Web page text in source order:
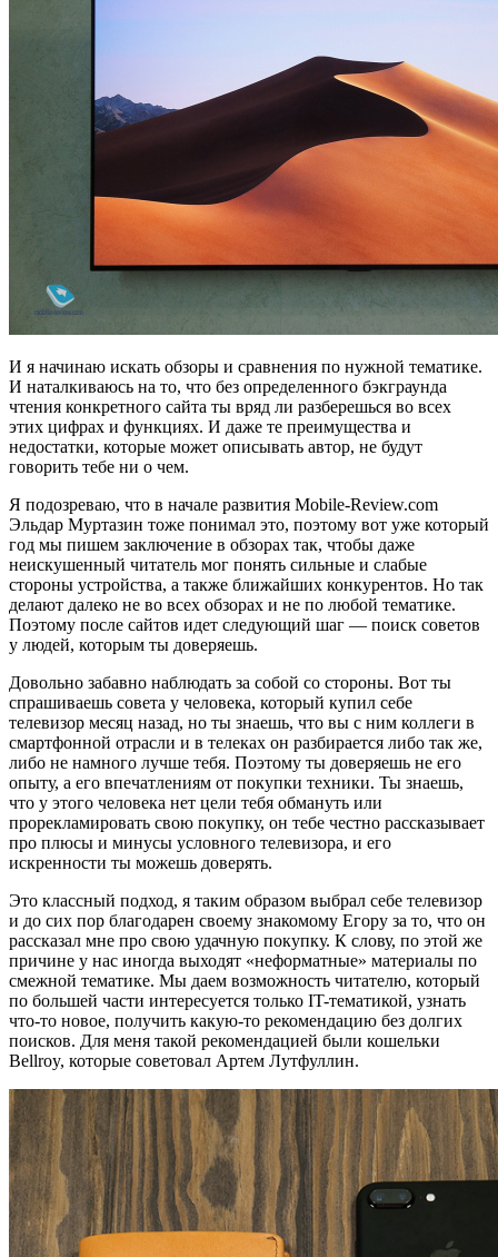
И я начинаю искать обзоры и сравнения по нужной тематике.
И наталкиваюсь на то, что без определенного бэкграунда
чтения конкретного сайта ты вряд ли разберешься во всех
этих цифрах и функциях. И даже те преимущества и
недостатки, которые может описывать автор, не будут
говорить тебе ни о чем.
Я подозреваю, что в начале развития Mobile-Review.com
Эльдар Муртазин тоже понимал это, поэтому вот уже который
год мы пишем заключение в обзорах так, чтобы даже
неискушенный читатель мог понять сильные и слабые
стороны устройства, а также ближайших конкурентов. Но так
делают далеко не во всех обзорах и не по любой тематике.
Поэтому после сайтов идет следующий шаг — поиск советов
у людей, которым ты доверяешь.
Довольно забавно наблюдать за собой со стороны. Вот ты
спрашиваешь совета у человека, который купил себе
телевизор месяц назад, но ты знаешь, что вы с ним коллеги в
смартфонной отрасли и в телеках он разбирается либо так же,
либо не намного лучше тебя. Поэтому ты доверяешь не его
опыту, а его впечатлениям от покупки техники. Ты знаешь,
что у этого человека нет цели тебя обмануть или
прорекламировать свою покупку, он тебе честно рассказывает
про плюсы и минусы условного телевизора, и его
искренности ты можешь доверять.
Это классный подход, я таким образом выбрал себе телевизор
и до сих пор благодарен своему знакомому Егору за то, что он
рассказал мне про свою удачную покупку. К слову, по этой же
причине у нас иногда выходят «неформатные» материалы по
смежной тематике. Мы даем возможность читателю, который
по большей части интересуется только IT-тематикой, узнать
что-то новое, получить какую-то рекомендацию без долгих
поисков. Для меня такой рекомендацией были кошельки
Bellroy, которые советовал Артем Лутфуллин.